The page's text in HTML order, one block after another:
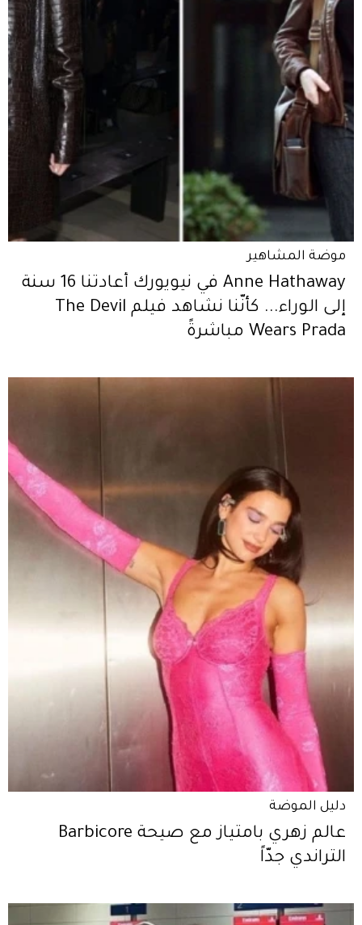
موضة المشاهير
Anne Hathaway في نيويورك أعادتنا 16 سنة
إلى الوراء... كأنّنا نشاهد فيلم The Devil
Wears Prada مباشرةً
دليل الموضة
عالم زهري بامتياز مع صيحة Barbicore
التراندي جدّاً